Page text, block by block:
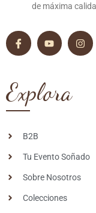
de máxima
Explora
B2B
Tu Evento Soñado
Sobre Nosotros
Colecciones